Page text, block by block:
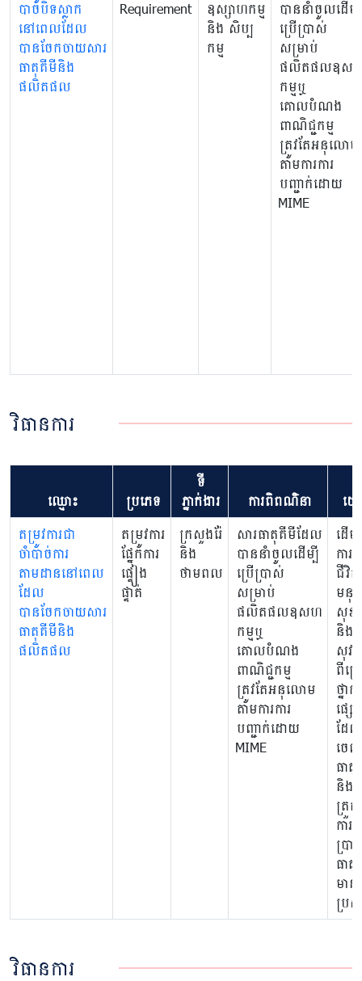
បាច់បិទស្លាក
នៅពេលដែល
បានចែកចាយសារ
ធាតុគីមីនិង
ផលិតផល
Requirement
ឧស្សាហកម្ម
និង សិប្ប
កម្ម
បាននាំចូលដើម្បី
ប្រើប្រាស់
សម្រាប់
ផលិតផលឧស
កម្មឬ
គោលបំណង
ពាណិជ្ជកម្ម
ត្រូវតែអនុលោម
តាមការការ
បញ្ជាក់ដោយ
MIME
វិធានការ
ឈ្មោះ ប្រភេទ
ទី
ភ្នាក់ងារ
ការពិពណ៌នា
យ
តម្រូវការជា
ចាំបាច់ការ
តាមដាននៅពេល
ដែល
បានចែកចាយសារ
ធាតុគីមីនិង
ផលិតផល
តម្រូវការ
ផ្នែកការ
ផ្ទៀង
ផ្ទាត់
ក្រសួងរ៉ែ
និង
ថាមពល
សារធាតុគីមីដែល
បាននាំចូលដើម្បី
ប្រើប្រាស់
សម្រាប់
ផលិតផលឧសហ
កម្មឬ
គោលបំណង
ពាណិជ្ជកម្ម
ត្រូវតែអនុលោម
តាមការការ
បញ្ជាក់ដោយ
MIME
ដើម្បី
ការព
ជីវិត
មនុ
សុខ
និង
សុវត្
ពីគ្រ
ថ្នាក់
ផ្សេ
ដែ
ចេ
ធាតុ
និងដ
ត្រួត
ការប្
ប្រា
ធាតុ
មាន
ប្រសិ
វិធានការ